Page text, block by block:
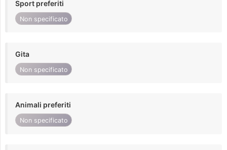
Sport preferiti
Non specificato
Gita
Non specificato
Animali preferiti
Non specificato